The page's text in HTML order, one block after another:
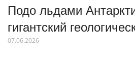
Подо льдами
гигантский
07.06.2026